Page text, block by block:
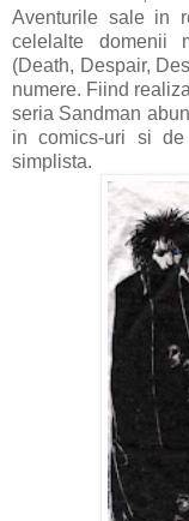
Aventurile sale in
celelalte domenii
(Death, Despair,
numere. Fiind
seria Sandman
in comics-uri si
simplista.